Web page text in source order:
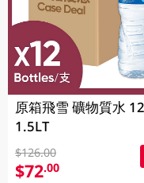
原箱飛雪 礦物質水
1.5LT
$126.00
$72.00